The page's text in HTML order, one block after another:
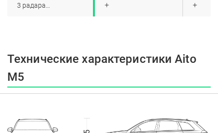
3 радара
+ + +
Технические характеристики Aito
M5